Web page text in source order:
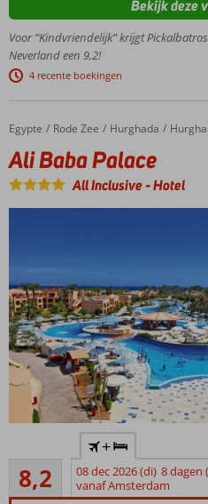
Volop sport- &
ontspanningsfaciliteiten
voor het hele
Dagje
strand?
Voor “Kindvriendelijk” krijgt
Neverland een 9,2!
4 recente boekingen
Bekijk deze
Home
Egypte Rode Zee Hurghada
Ali Baba Palace
Ali Baba Palace
All Inclusive-Hotel
Fantastisch
hotel voor
de hele
familie
8,2
Zeer goed
587
beoordelingen
+
08 dec 2026 (di) 8 dagen
vanaf Amsterdam